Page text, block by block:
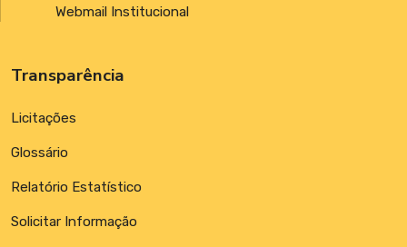
Webmail Institucional
Transparência
Licitações
Glossário
Relatório Estatístico
Solicitar Informação